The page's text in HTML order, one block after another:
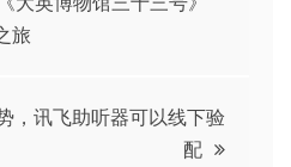
旅
，讯飞助听器可以线下验
配